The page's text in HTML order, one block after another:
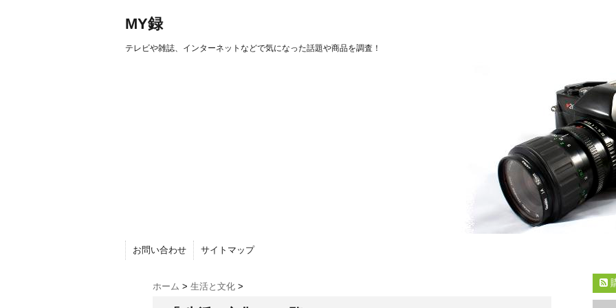
MY録
テレビや雑誌、インターネットなどで気になった話題や商品を調査！
お問い合わせ サイトマップ
ホーム > 生活と文化 >